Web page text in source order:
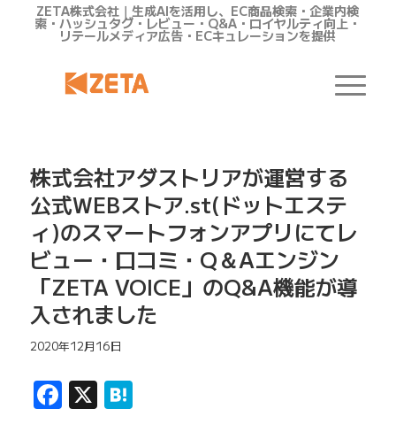
ZETA株式会社｜生成AIを活用し、EC商品検索・企業内検
索・ハッシュタグ・レビュー・Q&A・ロイヤルティ向上・
リテールメディア広告・ECキュレーションを提供
株式会社アダストリアが運営する
公式WEBストア.st(ドットエステ
ィ)のスマートフォンアプリにてレ
ビュー・口コミ・Q＆Aエンジン
「ZETA VOICE」のQ&A機能が導
入されました
2020年12月16日
Facebook
X Hatena